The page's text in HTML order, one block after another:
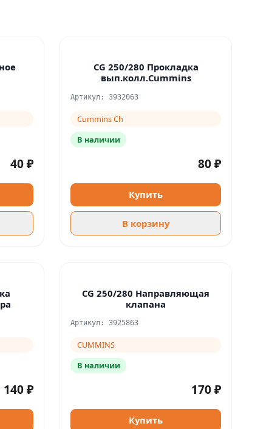
40 ₽
CG 250/280 Прокладка
вып.колл.Cummins
Артикул: 3932063
Cummins Ch
В наличии
80 ₽
Купить
В корзину
140 ₽
CG 250/280 Направляющая
клапана
Артикул: 3925863
CUMMINS
В наличии
170 ₽
Купить